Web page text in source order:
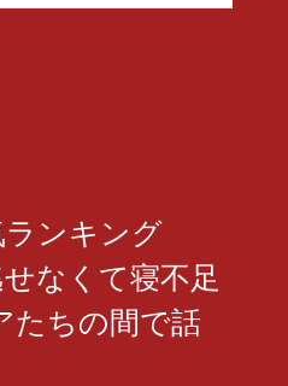
ランキング
なくて寝不足
たちの間で話